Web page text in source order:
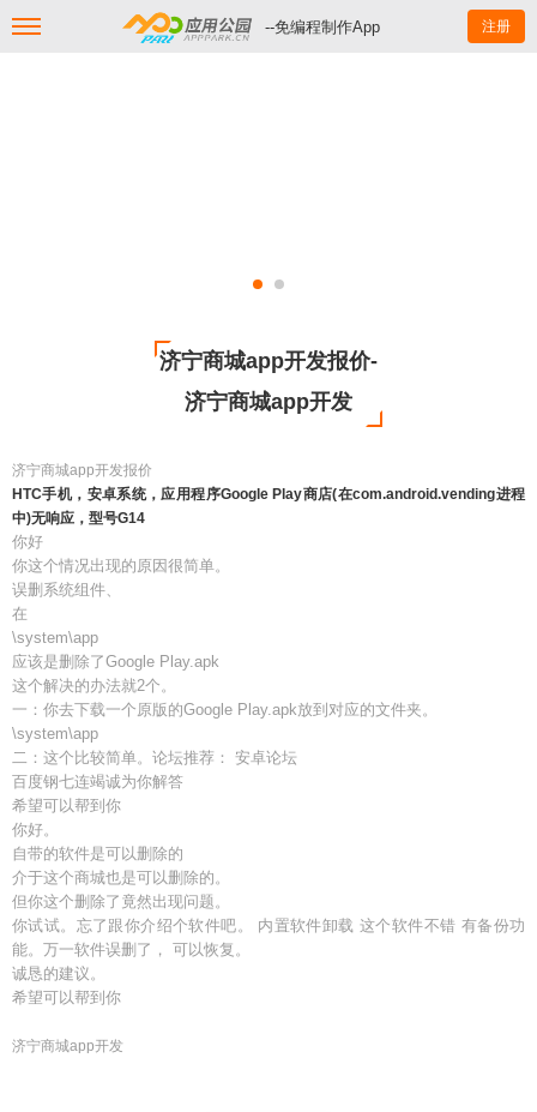
--免编程制作App 注册
济宁商城app开发报价-
济宁商城app开发
济宁商城app开发报价
HTC手机，安卓系统，应用程序Google Play商店(在com.android.vending进程
中)无响应，型号G14
你好
你这个情况出现的原因很简单。
误删系统组件、
在
\system\app
应该是删除了Google Play.apk
这个解决的办法就2个。
一：你去下载一个原版的Google Play.apk放到对应的文件夹。
\system\app
二：这个比较简单。论坛推荐： 安卓论坛
百度钢七连竭诚为你解答
希望可以帮到你
你好。
自带的软件是可以删除的
介于这个商城也是可以删除的。
但你这个删除了竟然出现问题。
你试试。忘了跟你介绍个软件吧。 内置软件卸载 这个软件不错 有备份功
能。万一软件误删了， 可以恢复。
诚恳的建议。
希望可以帮到你
济宁商城app开发